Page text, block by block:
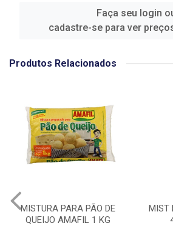
Faça seu login
cadastre-se para ver
Produtos Relacionados
MISTURA PARA PÃO DE
QUEIJO AMAFIL 1 KG
MIST